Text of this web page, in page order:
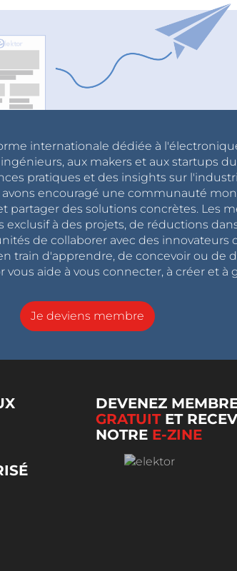
internationale dédiée à
aux makers et aux startups
pratiques et des insights sur
avons encouragé une communauté
partager des solutions concrètes. Les
exclusif à des projets, de réductions
de collaborer avec des innovateurs
train d'apprendre, de concevoir ou de
vous aide à vous connecter, à créer et à
Je deviens membre
DEVENEZ
GRATUITET
NOTRE E-ZINE